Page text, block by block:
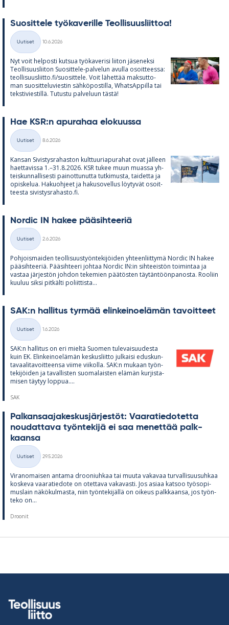
Suo­sit­tele työ­ka­ve­rille Teol­li­suus­liit­toa!
Kategoriat
Uutiset
10.6.2026
Nyt voit hel­posti kut­sua työ­ka­ve­risi lii­ton jä­se­neksi
Teol­li­suus­lii­ton Suo­sit­tele-pal­ve­lun avulla osoit­teessa:
teol­li­suus­liitto.fi/suo­sit­tele. Voit lä­het­tää mak­sut­to­
man suo­sit­te­lu­vies­tin säh­kö­pos­tilla, What­sAp­pilla tai
teks­ti­vies­tillä. Tu­tustu pal­ve­luun tästä!
Hae KSR:n apu­ra­haa elo­kuussa
Kategoriat
Uutiset
8.6.2026
Kan­san Si­vis­tys­ra­has­ton kult­tuu­ria­pu­ra­hat ovat jäl­leen
haet­ta­vissa 1.–31.8.2026. KSR tu­kee muun muassa yh­
teis­kun­nal­li­sesti pai­not­tu­nutta tut­ki­musta, tai­detta ja
opis­ke­lua. Ha­kuoh­jeet ja ha­kuso­vel­lus löy­ty­vät osoit­
teesta si­vis­tys­ra­hasto.fi.
Nor­dic IN ha­kee pää­sih­tee­riä
Kategoriat
Uutiset
2.6.2026
Poh­jois­mai­den teol­li­suus­työn­te­ki­jöi­den yh­teen­liit­tymä Nor­dic IN ha­kee
pää­sih­tee­riä. Pää­sih­teeri joh­taa Nor­dic IN:in sih­tee­is­tön toi­min­taa ja
vas­taa jär­jes­tön joh­don te­ke­mien pää­tös­ten täy­tän­töön­pa­nosta. Roo­liin
kuu­luu siksi pit­kälti po­liit­tista...
SAK:n hal­li­tus tyr­mää elin­kei­noe­lä­män ta­voit­teet
Kategoriat
Uutiset
1.6.2026
SAK:n hal­li­tus on eri mieltä Suo­men tu­le­vai­suu­desta
kuin EK. Elin­kei­noe­lä­män kes­kus­liitto jul­kaisi edus­kun­
ta­vaa­li­ta­voit­teensa viime vii­kolla. SAK:n mu­kaan työn­
te­ki­jöi­den ja ta­val­lis­ten suo­ma­lais­ten elä­män kur­jis­ta­
mi­sen täy­tyy lop­pua....
SAK
Pal­kan­saa­ja­kes­kus­jär­jes­töt: Vaa­ra­tie­do­tetta
nou­dat­tava työn­te­kijä ei saa me­net­tää palk­
kaansa
Kategoriat
Uutiset
29.5.2026
Vi­ran­omai­sen an­tama droo­niuh­kaa tai muuta va­ka­vaa tur­val­li­suusuh­kaa
kos­keva vaa­ra­tie­dote on otet­tava va­ka­vasti. Jos asiaa kat­soo työ­so­pi­
mus­lain nä­kö­kul­masta, niin työn­te­ki­jällä on oi­keus palk­kaansa, jos työn­
teko on...
Droonit